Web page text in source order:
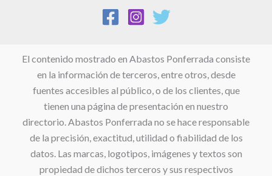
El contenido mostrado en Abastos Ponferrada consiste
en la información de terceros, entre otros, desde
fuentes accesibles al público, o de los clientes, que
tienen una página de presentación en nuestro
directorio. Abastos Ponferrada no se hace responsable
de la precisión, exactitud, utilidad o fiabilidad de los
datos. Las marcas, logotipos, imágenes y textos son
propiedad de dichos terceros y sus respectivos